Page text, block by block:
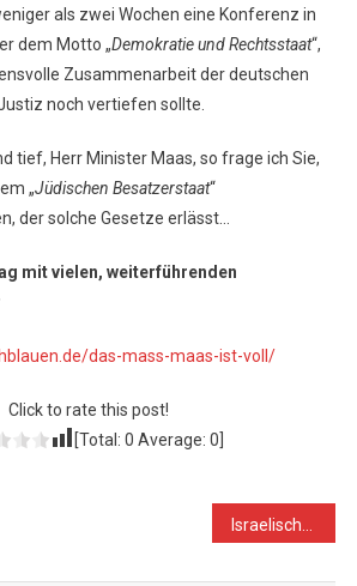
als zwei Wochen eine Konferenz in
dem Motto „Demokratie und Rechtsstaat“,
Zusammenarbeit der deutschen
noch vertiefen sollte.
tief, Herr Minister Maas, so frage ich Sie,
„Jüdischen Besatzerstaat“
der solche Gesetze erlässt…
mit vielen, weiterführenden
das-mass-maas-ist-voll/
Click to rate this post!
[Total: 0 Average: 0
Israelische Online-Hetze gegen Palästinenser